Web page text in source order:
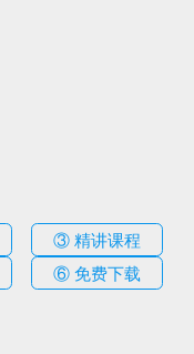
③ 精讲课程
⑥ 免费下载